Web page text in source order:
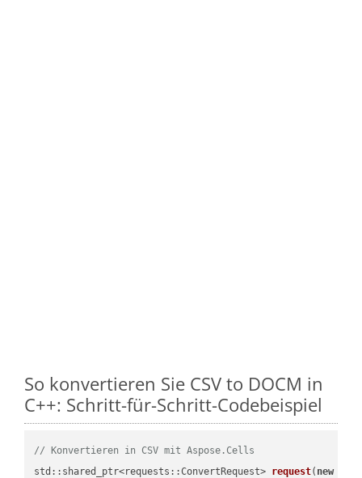
So konvertieren Sie CSV to DOCM in
C++: Schritt-für-Schritt-Codebeispiel
// Konvertieren in CSV mit Aspose.Cells
std::shared_ptr<requests::ConvertRequest> request( new